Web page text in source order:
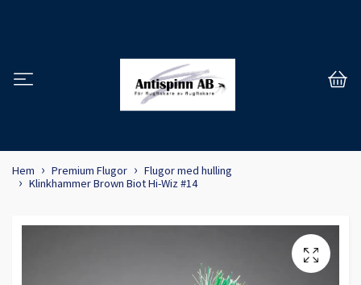
Hem Premium Flugor
Flugor med hulling
Klinkhammer Brown Biot Hi-Wiz #14